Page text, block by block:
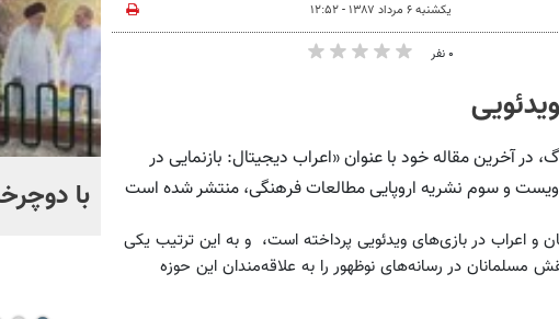
یکشنبه ۶ مرداد ۱۳۸۷ - ۱۲:۵۲
۰ نفر
در آخرین مقاله‌ خود با عنوان «اعراب دیجیتال: بازنمایی در
و سوم نشریه اروپایی مطالعات فرهنگی، منتشر شده است
و اعراب در بازی‌های ویدئویی پرداخته است، و به این ترتیب یکی
مسلمانان در رسانه‌های نوظهور را به علاقه‌مندان این حوزه‌
آمیتاب باچان به ایران می‌آید
+ فیلم
با